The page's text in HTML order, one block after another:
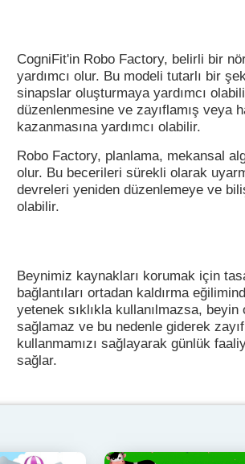
CogniFit'in Robo Factory, belirli bir
yardımcı olur. Bu modeli tutarlı bir
sinapslar oluşturmaya yardımcı
düzenlenmesine ve zayıflamış veya
kazanmasına yardımcı olabilir.
Robo Factory, planlama, mekansal
olur. Bu becerileri sürekli olarak
devreleri yeniden düzenlemeye ve
olabilir.
Beynimiz kaynakları korumak için
bağlantıları ortadan kaldırma
yetenek sıklıkla kullanılmazsa,
sağlamaz ve bu nedenle giderek
kullanmamızı sağlayarak günlük
sağlar.